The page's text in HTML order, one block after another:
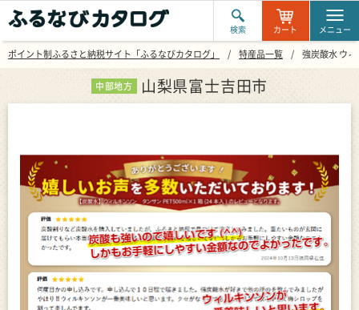
検索 カート メニュー
ポイント制ふるさと納税サイト「ふるなびカタログ」 特産品一覧 強炭酸水 ウ
中部地方 山梨県富士吉田市